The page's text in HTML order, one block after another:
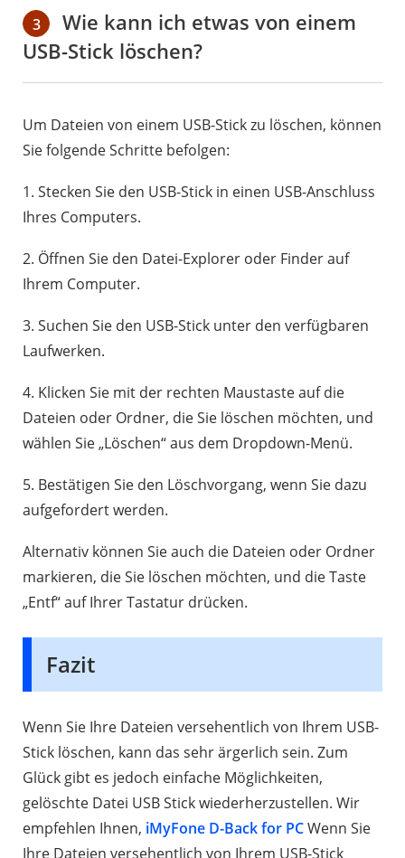
3
Wie kann ich etwas von einem
USB-Stick löschen?
Um Dateien von einem USB-Stick zu löschen, können
Sie folgende Schritte befolgen:
1. Stecken Sie den USB-Stick in einen USB-Anschluss
Ihres Computers.
2. Öffnen Sie den Datei-Explorer oder Finder auf
Ihrem Computer.
3. Suchen Sie den USB-Stick unter den verfügbaren
Laufwerken.
4. Klicken Sie mit der rechten Maustaste auf die
Dateien oder Ordner, die Sie löschen möchten, und
wählen Sie „Löschen“ aus dem Dropdown-Menü.
5. Bestätigen Sie den Löschvorgang, wenn Sie dazu
aufgefordert werden.
Alternativ können Sie auch die Dateien oder Ordner
markieren, die Sie löschen möchten, und die Taste
„Entf“ auf Ihrer Tastatur drücken.
Fazit
Wenn Sie Ihre Dateien versehentlich von Ihrem USB-
Stick löschen, kann das sehr ärgerlich sein. Zum
Glück gibt es jedoch einfache Möglichkeiten,
gelöschte Datei USB Stick wiederherzustellen. Wir
empfehlen Ihnen, iMyFone D-Back for PCWenn Sie
Ihre Dateien versehentlich von Ihrem USB-Stick